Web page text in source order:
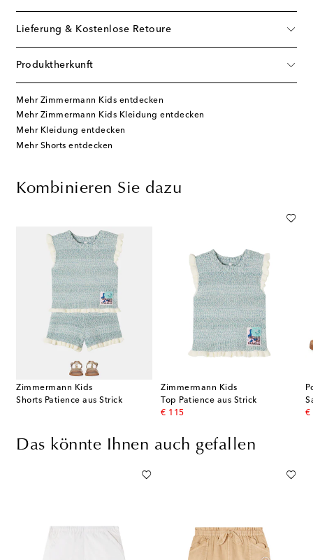
Lieferung & Kostenlose Retoure
Produktherkunft
Mehr Zimmermann Kids entdecken
Mehr Zimmermann Kids Kleidung entdecken
Mehr Kleidung entdecken
Mehr Shorts entdecken
Kombinieren Sie dazu
Zimmermann Kids
Shorts Patience aus Strick
Zimmermann Kids
Top Patience aus Strick
€ 115
original price €
Das könnte Ihnen auch gefallen